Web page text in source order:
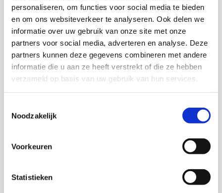
personaliseren, om functies voor social media te bieden
en om ons websiteverkeer te analyseren. Ook delen we
informatie over uw gebruik van onze site met onze
partners voor social media, adverteren en analyse. Deze
partners kunnen deze gegevens combineren met andere
informatie die u aan ze heeft verstrekt of die ze hebben
verzameld op basis van uw gebruik van hun services.
Noodzakelijk
Voorkeuren
Statistieken
Download deze publicatie
Download de samenvatting bij deze
publicatie